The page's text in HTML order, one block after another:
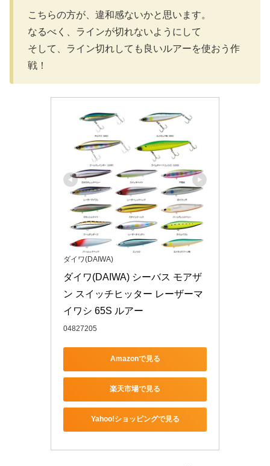
こちらの方が、違和感ないかと思います。
なるべく、ラインが切れないようにして
そして、ライン切れしても良いルアーを使おう作
戦！
ダイワ(DAIWA)
ダイワ(DAIWA) シーバス モアザ
ン スイッチヒッター レーザーマ
イワシ 65S ルアー
04827205
Amazonで見る
楽天市場で見る
Yahoo!ショッピングで見る